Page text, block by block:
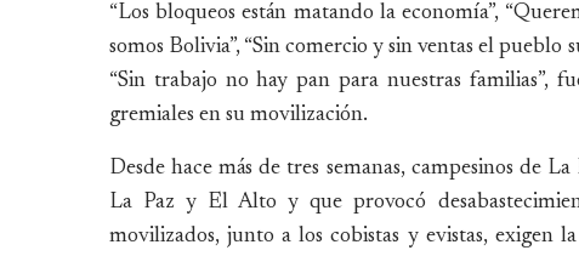
“Los bloqueos están matando la economía”,
somos Bolivia”, “Sin comercio y sin ventas el pueblo
“Sin trabajo no hay pan para nuestras familias”,
gremiales en su movilización.
Desde hace más de tres semanas, campesinos de
La Paz y El Alto y que provocó
movilizados, junto a los cobistas y evistas, exigen